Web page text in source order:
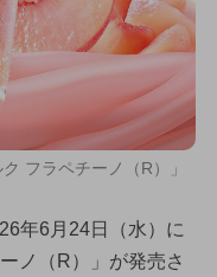
フラペチーノ（R）」
年6月24日（水）に
ノ（R）」が発売さ